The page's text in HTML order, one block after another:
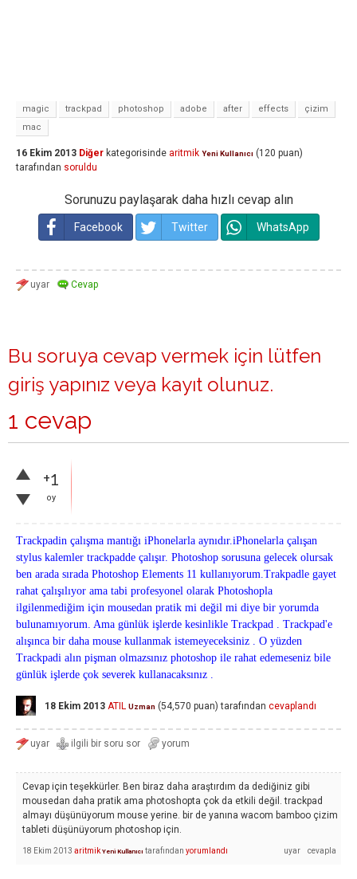
magic trackpad photoshop adobe after effects
çizim
mac
16 Ekim 2013 Diğer kategorisinde aritmik Yeni Kullanıcı (120 puan)
tarafından soruldu
Sorunuzu paylaşarak daha hızlı cevap alın
Facebook Twitter WhatsApp
Bu soruya cevap vermek için lütfen
giriş yapınız veya kayıt olunuz.
1 cevap
+1
oy
Trackpadin çalışma mantığı iPhonelarla aynıdır.iPhonelarla çalışan
stylus kalemler trackpadde çalışır. Photoshop sorusuna gelecek olursak
ben arada sırada Photoshop Elements 11 kullanıyorum.Trakpadle gayet
rahat çalışılıyor ama tabi profesyonel olarak Photoshopla
ilgilenmediğim için mousedan pratik mi değil mi diye bir yorumda
bulunamıyorum. Ama günlük işlerde kesinlikle Trackpad . Trackpad'e
alışınca bir daha mouse kullanmak istemeyeceksiniz . O yüzden
Trackpadi alın pişman olmazsınız photoshop ile rahat edemeseniz bile
günlük işlerde çok severek kullanacaksınız .
18 Ekim 2013 ATIL Uzman (54,570 puan) tarafından cevaplandı
Cevap için teşekkürler. Ben biraz daha araştırdım da dediğiniz gibi
mousedan daha pratik ama photoshopta çok da etkili değil. trackpad
almayı düşünüyorum mouse yerine. bir de yanına wacom bamboo çizim
tableti düşünüyorum photoshop için.
18 Ekim 2013 aritmik Yeni Kullanıcı tarafından yorumlandı